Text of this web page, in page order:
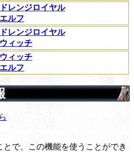
レンジロイヤル
ルフ
レンジロイヤル
ィッチ
ィッチ
ルフ
で、この機能を使うことができ